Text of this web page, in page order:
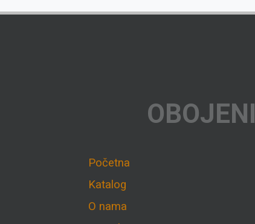
Početna
Katalog
O nama